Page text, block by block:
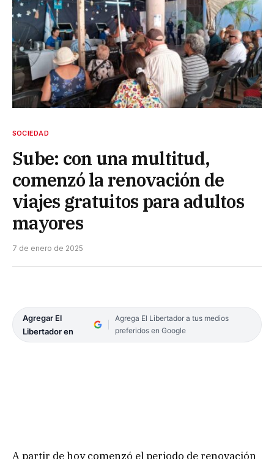
SOCIEDAD
Sube: con una multitud,
comenzó la renovación de
viajes gratuitos para adultos
mayores
7 de enero de 2025
Agregar El
Libertador en
Agrega El Libertador a tus medios
preferidos en Google
A partir de hoy comenzó el periodo de renovación